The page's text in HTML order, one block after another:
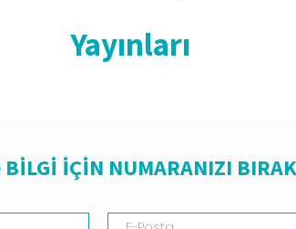
Yayınları
BİLGİ İÇİN NUMARANIZI